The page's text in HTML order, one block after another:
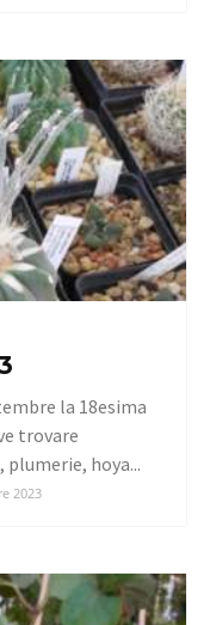
2023
la 18esima
trovare
hoya...